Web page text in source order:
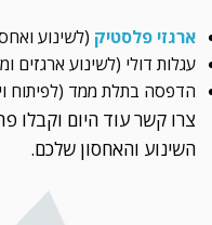
ארגזי פלסטיק (לשינוע
עגלות דולי (לשינוע ארגזים
הדפסה בתלת ממד (לפיתוח
צרו קשר עוד היום וקבלו
השינוע והאחסון שלכם.